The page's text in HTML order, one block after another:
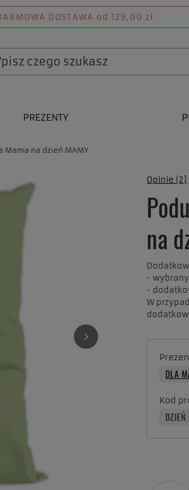
DOSTAWA od 129,00 zł
PREZENTY
Mama na dzień MAMY
Opinie (2)
na
-
-
W
DLA
Kod